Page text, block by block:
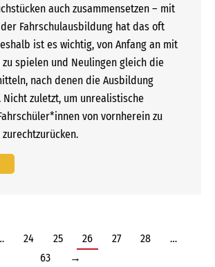
auch zusammensetzen – mit
Fahrschulausbildung hat das oft
ist es wichtig, von Anfang an mit
spielen und Neulingen gleich die
nach denen die Ausbildung
zuletzt, um unrealistische
von vornherein zu
24 25 26 27 28
…
63
→